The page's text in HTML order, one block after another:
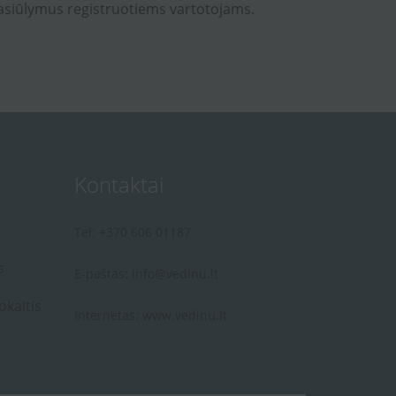
registruotiems vartotojams.
Kontaktai